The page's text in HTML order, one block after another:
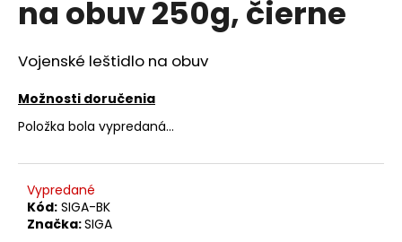
na obuv 250g, čierne
Vojenské leštidlo na obuv
Možnosti doručenia
Položka bola vypredaná…
Vypredané
Kód: SIGA-BK
Značka:SIGA
á
s
ť
?